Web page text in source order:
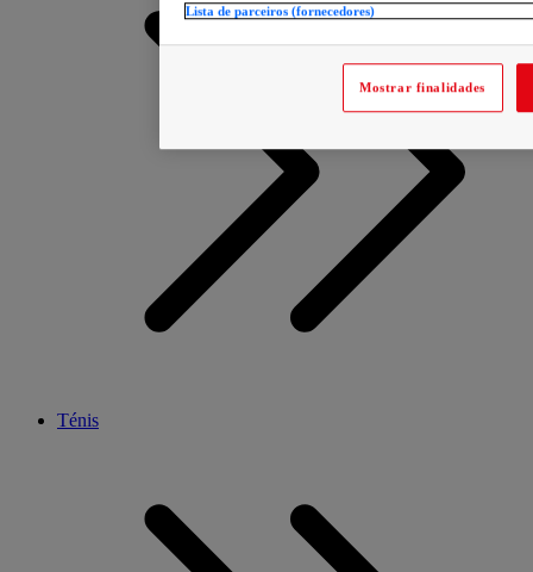
Ténis
Lista de parceiros (fornecedores)
Mostrar finalidades